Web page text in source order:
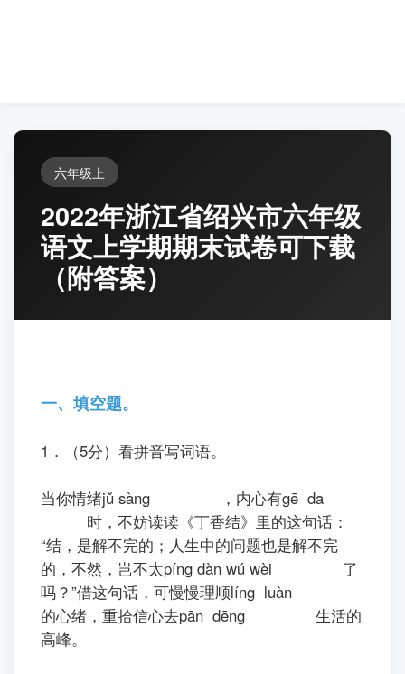
六年级上
2022年浙江省绍兴市六年级
语文上学期期末试卷可下载
（附答案）
一、填空题。
1．（5分）看拼音写词语。
ㅤㅤ当你情绪jǔ sàng
，内心有gē da
时，不妨读读《丁香结》里的这句话：
“结，是解不完的；人生中的问题也是解不完
的，不然，岂不太píng dàn wú wèi
了
吗？”借这句话，可慢慢理顺líng luàn
的心绪，重拾信心去pān dēng
生活的
高峰。